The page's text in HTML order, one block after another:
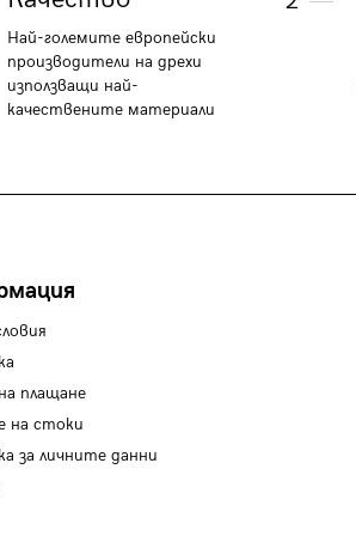
Най-големите европейски
производители на дрехи
използващи най-
качествените материали
плащане
на стоки
за личните данни